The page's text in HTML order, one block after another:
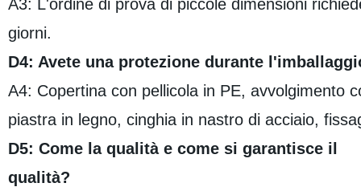
A3: L'ordine di prova di piccole dimensioni
giorni.
D4: Avete una protezione durante
A4: Copertina con pellicola in PE, avvolgimento
piastra in legno, cinghia in nastro di acciaio,
D5: Come la qualità e come si garantisce il
qualità?